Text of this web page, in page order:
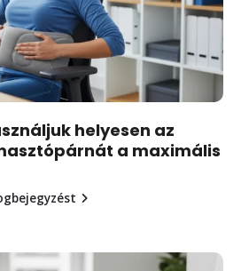
helyesen az
a maximális